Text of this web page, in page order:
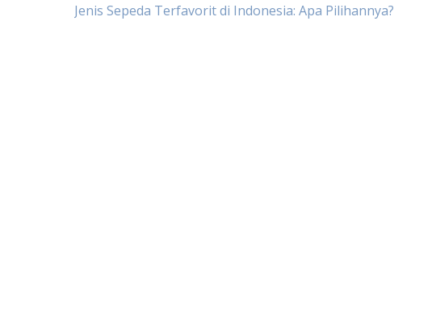
Post
Jenis Sepeda Terfavorit di Indonesia: Apa Pilihannya?